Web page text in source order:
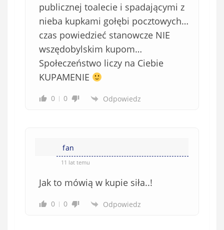
publicznej toalecie i spadającymi z
nieba kupkami gołębi pocztowych…
czas powiedzieć stanowcze NIE
wszędobylskim kupom…
Społeczeństwo liczy na Ciebie
KUPAMENIE
0 0 Odpowiedz
fan
11 lat temu
Jak to mówią w kupie siła..!
0 0 Odpowiedz